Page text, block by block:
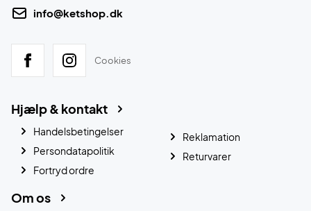
info@ketshop.dk
Cookies
Hjælp & kontakt
Handelsbetingelser
Persondatapolitik
Fortryd ordre
Reklamation
Returvarer
Om os